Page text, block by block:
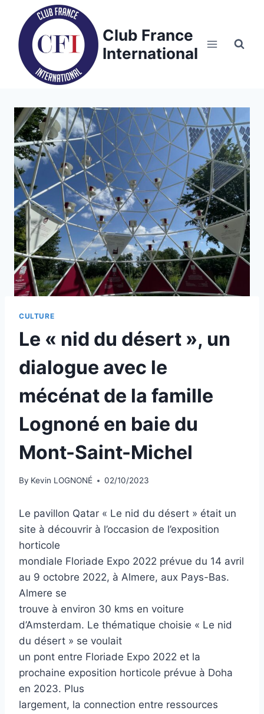
content
Club France
International
CULTURE
Le « nid du désert », un
dialogue avec le
mécénat de la famille
Lognoné en baie du
Mont-Saint-Michel
By Kevin LOGNONÉ 02/10/2023
Le pavillon Qatar « Le nid du désert » était un
site à découvrir à l’occasion de l’exposition
horticole
mondiale Floriade Expo 2022 prévue du 14 avril
au 9 octobre 2022, à Almere, aux Pays-Bas.
Almere se
trouve à environ 30 kms en voiture
d’Amsterdam. Le thématique choisie « Le nid
du désert » se voulait
un pont entre Floriade Expo 2022 et la
prochaine exposition horticole prévue à Doha
en 2023. Plus
largement, la connection entre ressources